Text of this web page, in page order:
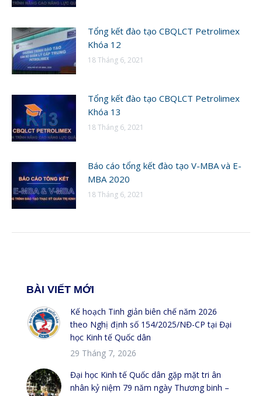
Tổng kết đào tạo CBQLCT Petrolimex
Khóa 12
18 Tháng 6, 2021
Tổng kết đào tạo CBQLCT Petrolimex
Khóa 13
18 Tháng 6, 2021
Báo cáo tổng kết đào tạo V-MBA và E-
MBA 2020
18 Tháng 6, 2021
BÀI VIẾT MỚI
Kế hoạch Tinh giản biên chế năm 2026
theo Nghị định số 154/2025/NĐ-CP tại Đại
học Kinh tế Quốc dân
29 Tháng 7, 2026
Đại học Kinh tế Quốc dân gặp mặt tri ân
nhân kỷ niệm 79 năm ngày Thương binh –